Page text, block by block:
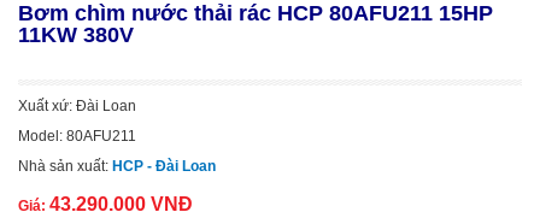
Bơm chìm nước thải rác HCP 80AFU211 15HP
11KW 380V
Xuất xứ: Đài Loan
Model: 80AFU211
Nhà sản xuất: HCP - Đài Loan
Giá: 43.290.000 VNĐ